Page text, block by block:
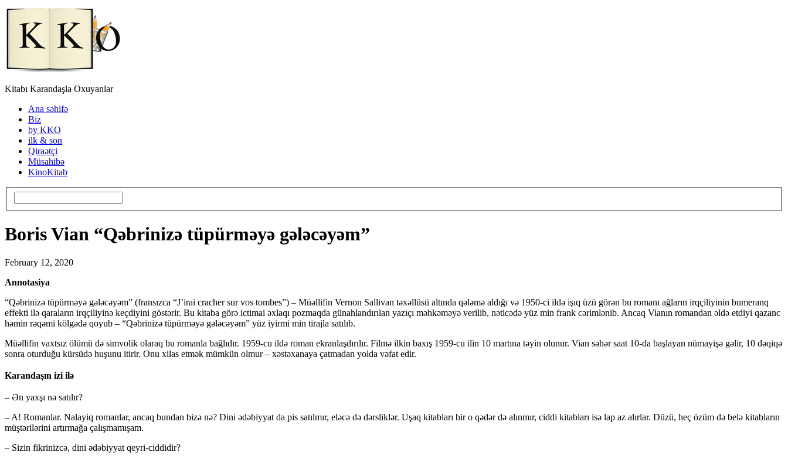
Kitabı Karandaşla Oxuyanlar
Ana səhifə
Biz
by KKO
ilk & son
Qiraətçi
Müsahibə
KinoKitab
Boris Vian “Qəbrinizə tüpürməyə gələcəyəm”
February 12, 2020
Annotasiya
“Qəbrinizə tüpürməyə gələcəyəm” (fransızca “J’irai cracher sur vos tombes”) – Müəllifin Vernon Sallivan təxəllüsü altında qələmə aldığı və 1950-ci ildə işıq üzü görən bu romanı ağların irqçiliyinin bumeranq
effekti ilə qaraların irqçiliyinə keçdiyini göstərir. Bu kitaba görə ictimai əxlaqı pozmaqda günahlandırılan yazıçı məhkəməyə verilib, nəticədə yüz min frank cərimlənib. Ancaq Vianın romandan əldə etdiyi qazanc
həmin rəqəmi kölgədə qoyub – “Qəbrinizə tüpürməyə gələcəyəm” yüz iyirmi min tirajla satılıb.
Müəllifin vaxtsız ölümü də simvolik olaraq bu romanla bağlıdır. 1959-cu ildə roman ekranlaşdırılır. Filmə ilkin baxış 1959-cu ilin 10 martına təyin olunur. Vian səhər saat 10-da başlayan nümayişə gəlir, 10 dəqiqə
sonra oturduğu kürsüdə huşunu itirir. Onu xilas etmək mümkün olmur – xəstəxanaya çatmadan yolda vəfat edir.
Karandaşın izi ilə
– Ən yaxşı nə satılır?
– A! Romanlar. Nalayiq romanlar, ancaq bundan bizə nə? Dini ədəbiyyat da pis satılmır, eləcə də dərsliklər. Uşaq kitabları bir o qədər də alınmır, ciddi kitabları isə lap az alırlar. Düzü, heç özüm də belə kitabların
müştərilərini artırmağa çalışmamışam.
– Sizin fikrinizcə, dini ədəbiyyat qeyri-ciddidir?